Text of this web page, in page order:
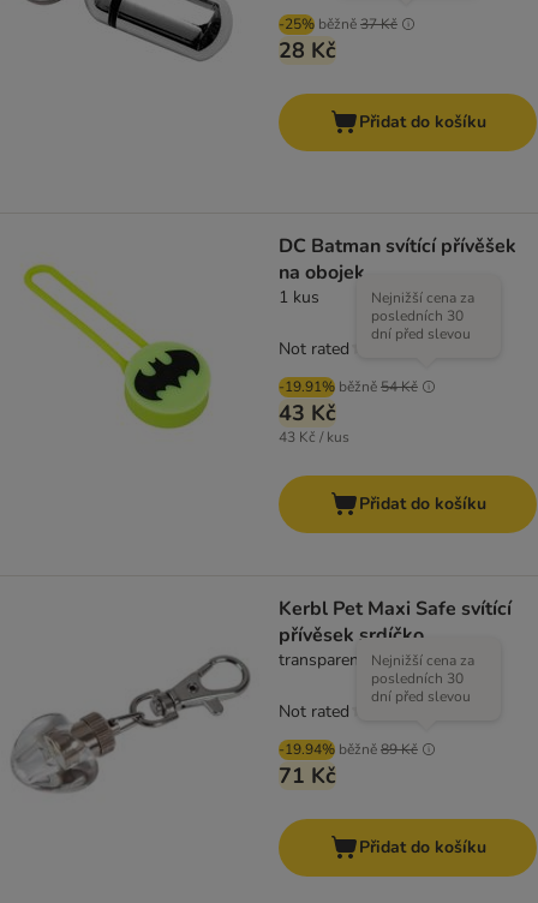
-25% běžně37 Kč
28 Kč
Přidat do košíku
DC Batman svítící přívěšek
na obojek
1 kus
-19.91% běžně54 Kč
Nejnižší cena za
posledních 30
dní před slevou
43 Kč
43 Kč / kus
Not rated
Přidat do košíku
Kerbl Pet Maxi Safe svítící
přívěsek srdíčko
transparentní
-19.94% běžně89 Kč
Nejnižší cena za
posledních 30
dní před slevou
71 Kč
Not rated
Přidat do košíku